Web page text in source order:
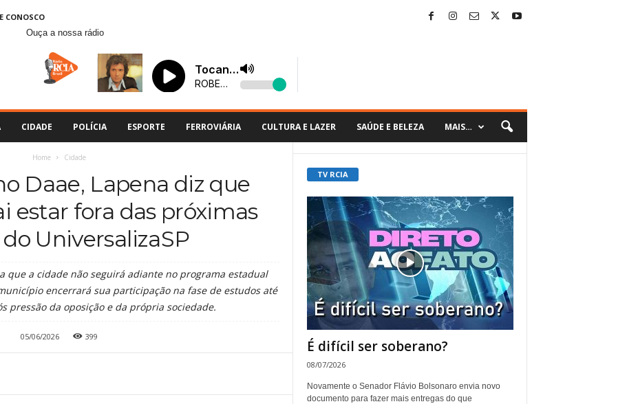
CONOSCO
Ouça a nossa rádio
CIDADE POLÍCIA ESPORTE FERROVIÁRIA CULTURA E LAZER SAÚDE E BELEZA MAIS…
Home Cidade
Daae, Lapena diz que
estar fora das próximas
UniversalizaSP
que a cidade não seguirá adiante no programa estadual
encerrará sua participação na fase de estudos até
pressão da oposição e da própria sociedade.
05/06/2026 399
TV RCIA
É difícil ser soberano?
08/07/2026
Novamente o Senador Flávio Bolsonaro envia novo
documento para fazer mais entregas do que